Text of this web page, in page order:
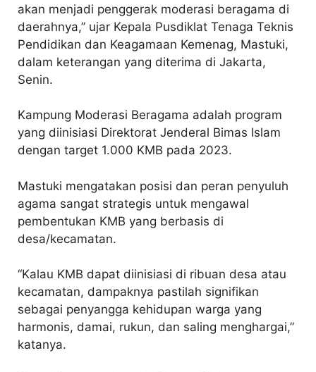
akan menjadi penggerak moderasi beragama di
daerahnya,” ujar Kepala Pusdiklat Tenaga Teknis
Pendidikan dan Keagamaan Kemenag, Mastuki,
dalam keterangan yang diterima di Jakarta,
Senin.
Kampung Moderasi Beragama adalah program
yang diinisiasi Direktorat Jenderal Bimas Islam
dengan target 1.000 KMB pada 2023.
Mastuki mengatakan posisi dan peran penyuluh
agama sangat strategis untuk mengawal
pembentukan KMB yang berbasis di
desa/kecamatan.
“Kalau KMB dapat diinisiasi di ribuan desa atau
kecamatan, dampaknya pastilah signifikan
sebagai penyangga kehidupan warga yang
harmonis, damai, rukun, dan saling menghargai,”
katanya.